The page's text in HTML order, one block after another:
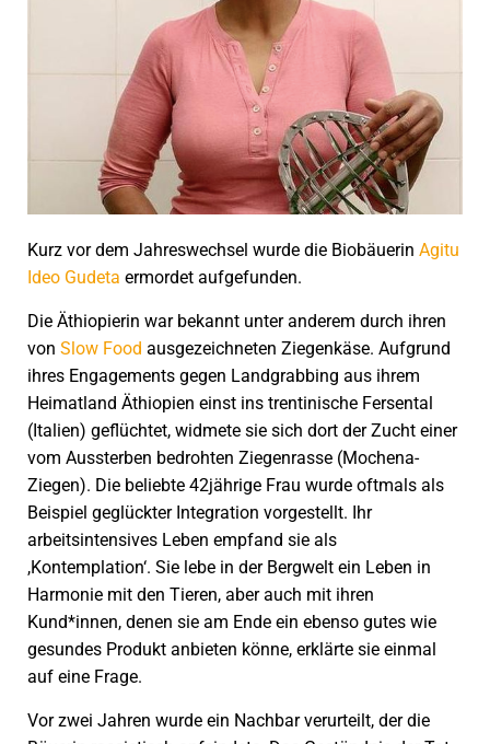
Kurz vor dem Jahreswechsel wurde die Biobäuerin Agitu
Ideo Gudeta ermordet aufgefunden.
Die Äthiopierin war bekannt unter anderem durch ihren
von Slow Food ausgezeichneten Ziegenkäse. Aufgrund
ihres Engagements gegen Landgrabbing aus ihrem
Heimatland Äthiopien einst ins trentinische Fersental
(Italien) geflüchtet, widmete sie sich dort der Zucht einer
vom Aussterben bedrohten Ziegenrasse (Mochena-
Ziegen). Die beliebte 42jährige Frau wurde oftmals als
Beispiel geglückter Integration vorgestellt. Ihr
arbeitsintensives Leben empfand sie als
,Kontemplation‘. Sie lebe in der Bergwelt ein Leben in
Harmonie mit den Tieren, aber auch mit ihren
Kund*innen, denen sie am Ende ein ebenso gutes wie
gesundes Produkt anbieten könne, erklärte sie einmal
auf eine Frage.
Vor zwei Jahren wurde ein Nachbar verurteilt, der die